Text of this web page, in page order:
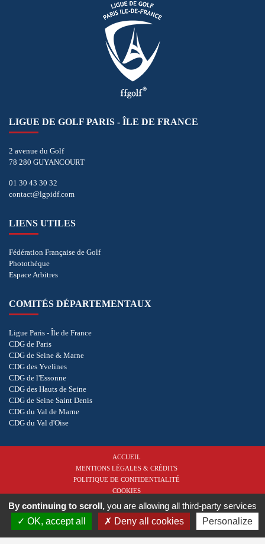
LIGUE DE GOLF PARIS - ÎLE DE FRANCE
2 avenue du Golf
78 280 GUYANCOURT
01 30 43 30 32
contact@lgpidf.com
LIENS UTILES
Fédération Française de Golf
Photothèque
Espace Arbitres
COMITÉS DÉPARTEMENTAUX
Ligue Paris - Île de France
CDG de Paris
CDG de Seine & Marne
CDG des Yvelines
CDG de l'Essonne
CDG des Hauts de Seine
CDG de Seine Saint Denis
CDG du Val de Marne
CDG du Val d'Oise
ACCUEIL
MENTIONS LÉGALES & CRÉDITS
POLITIQUE DE CONFIDENTIALITÉ
COOKIES
Copyright © 2026 - Ligue de Golf Paris - Île de France. Tous droits réservés.Réalisation
vt-design
By continuing to scroll, you are allowing all third-party services
OK, accept all
Deny all cookies Personalize